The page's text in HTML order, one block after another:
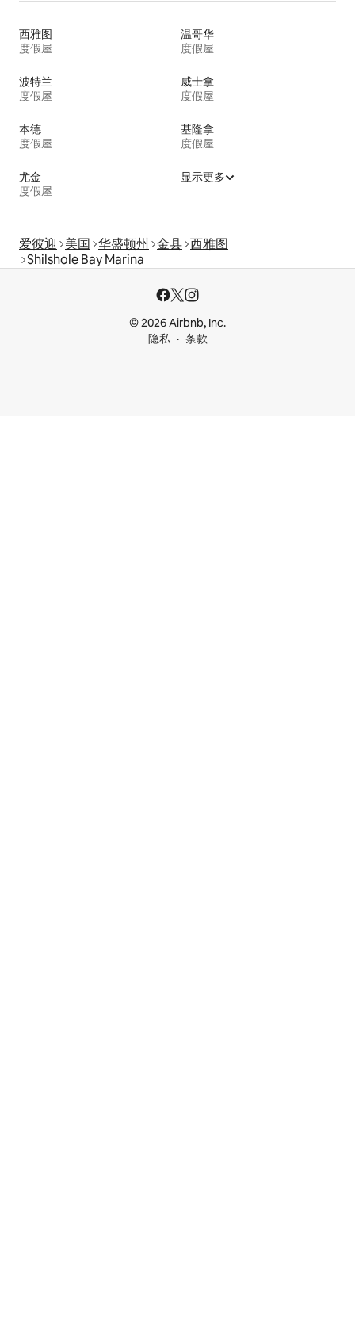
西雅图
度假屋
温哥华
度假屋
波特兰
度假屋
威士拿
度假屋
本德
度假屋
基隆拿
度假屋
尤金
度假屋
显示更多
爱彼迎 美国 华盛顿州 金县 西雅图
Shilshole Bay Marina
© 2026 Airbnb, Inc.
隐私
条款